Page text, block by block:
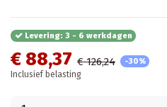
Levering: 3 - 6 werkdagen
€ 88,37 € 126,24
-30%
Inclusief belasting